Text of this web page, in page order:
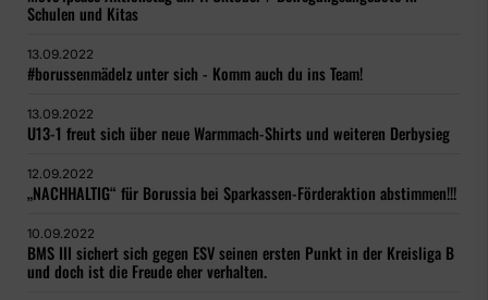
Schulen und Kitas
13.09.2022
#borussenmädelz unter sich - Komm auch du ins Team!
13.09.2022
U13-1 freut sich über neue Warmmach-Shirts und weiteren Derbysieg
12.09.2022
„NACHHALTIG“ für Borussia bei Sparkassen-Förderaktion abstimmen!!!
10.09.2022
BMS III sichert sich gegen ESV seinen ersten Punkt in der Kreisliga B
und doch ist die Freude eher verhalten.